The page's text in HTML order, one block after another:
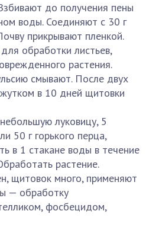
до получения пены
воды. Соединяют с 30 г
прикрывают пленкой.
обработки листьев,
растения.
смывают. После двух
в 10 дней щитовки
луковицу, 5
50 г горького перца,
в 1 стакане воды в течение
растение.
щитовок много, применяют
— обработку
фосбецидом,